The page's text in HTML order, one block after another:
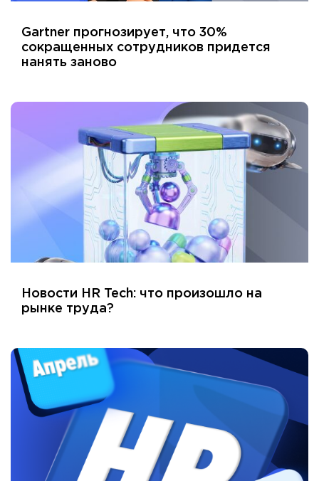
Gartner прогнозирует, что 30%
сокращенных сотрудников придется
нанять заново
Новости HR Tech: что произошло на
рынке труда?